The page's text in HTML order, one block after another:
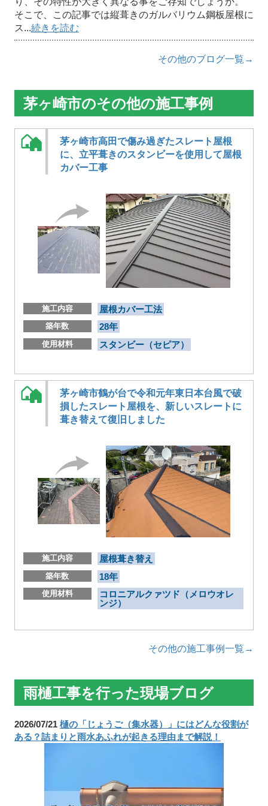
そこで、この記事では縦葺きのガルバリウム鋼板屋根に
ス...続きを読む
その他のブログ一覧→
茅ヶ崎市のその他の施工事例
茅ヶ崎市高田で傷み過ぎたスレート屋根
に、立平葺きのスタンビーを使用して屋根
カバー工事
施工内容 屋根カバー工法
築年数 28年
使用材料 スタンビー（セピア）
茅ヶ崎市鶴が台で令和元年東日本台風で破
損したスレート屋根を、新しいスレートに
葺き替えて復旧しました
施工内容 屋根葺き替え
築年数 18年
使用材料
コロニアルクァツド（メロウオレ
ンジ）
その他の施工事例一覧→
雨樋工事を行った現場ブログ
2026/07/21 樋の「じょうご（集水器）」にはどんな役割が
ある？詰まりと雨水あふれが起きる理由まで解説！